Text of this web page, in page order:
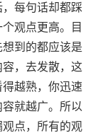
每句话却都踩
观点更高。目
到的都应该是
，去发散，这
越熟，你迅速
就越广。所以
点，所有的观